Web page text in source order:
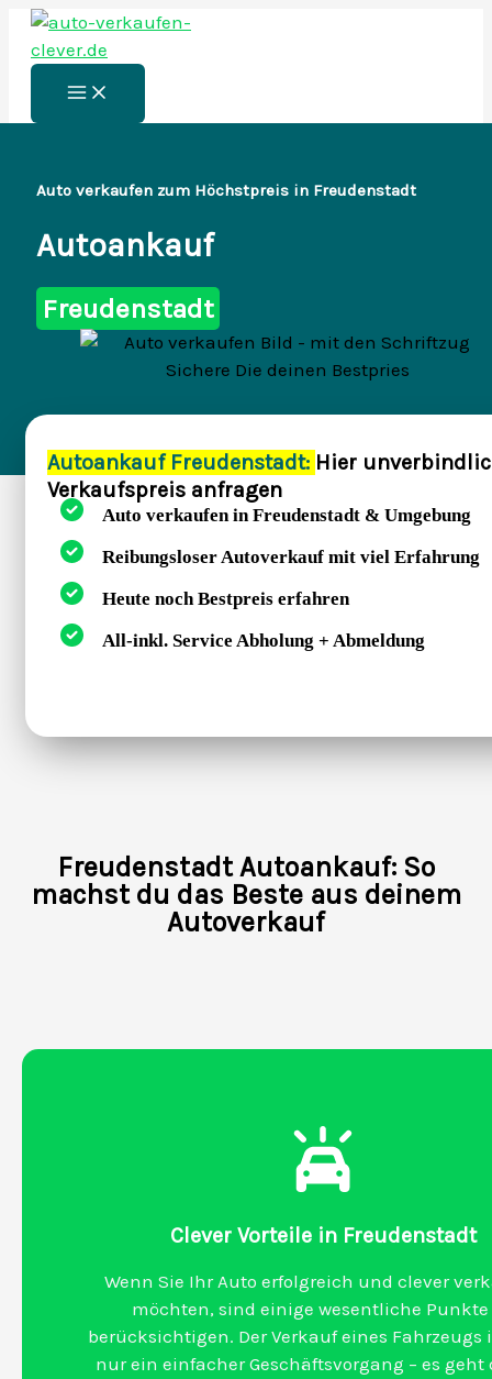
Zum
Inhalt
springen
Main
Menu
Auto verkaufen zum Höchstpreis in Freudenstadt
Autoankauf
Freudenstadt
Autoankauf Freudenstadt: Hier
Verkaufspreis anfragen
Auto verkaufen in Freudenstadt & Umgebung
Reibungsloser Autoverkauf mit viel Erfahrung
Heute noch Bestpreis erfahren
All-inkl. Service Abholung + Abmeldung
Freudenstadt Autoankauf: So
machst du das Beste aus deinem
Autoverkauf
Clever Vorteile in Freudenstadt
Wenn Sie Ihr Auto erfolgreich und clever
möchten, sind einige wesentliche Punkte
berücksichtigen. Der Verkauf eines Fahrzeugs
nur ein einfacher Geschäftsvorgang – es geht